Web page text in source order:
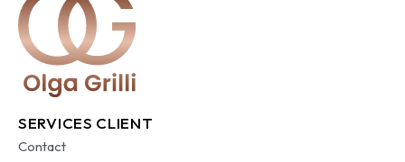
SERVICES CLIENT
Contact